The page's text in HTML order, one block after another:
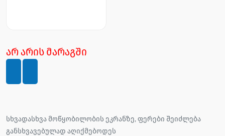
არ არის მარაგში
სხვადასხვა მოწყობილობის ეკრანზე, ფერები შეიძლება
განსხვავებულად აღიქმებოდეს